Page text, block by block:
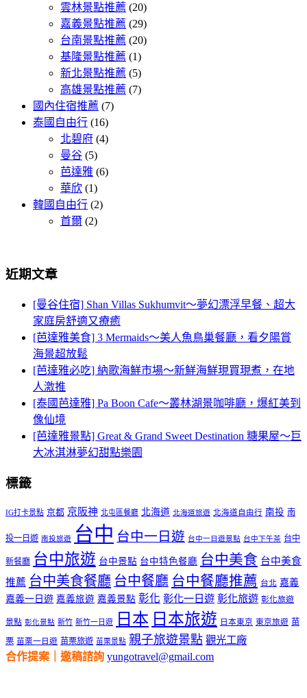
雲林景點推薦 (20)
嘉義景點推薦 (29)
台南景點推薦 (20)
基隆景點推薦 (1)
新北景點推薦 (5)
高雄景點推薦 (7)
國內住宿推薦 (7)
泰國自由行 (16)
北碧府 (4)
曼谷 (5)
芭達雅 (6)
華欣 (1)
韓國自由行 (2)
首爾 (2)
近期文章
[曼谷住宿] Shan Villas Sukhumvit～夢幻漂浮早餐、超大
家庭房舒適又療癒
[芭達雅美食] 3 Mermaids～美人魚鳥巢餐廳，看夕陽賞
海景超放鬆
[芭達雅必吃] 納歌海鮮市場～新鮮海鮮現買現煮，在地
人激推
[泰國芭達雅] Pa Boon Cafe～叢林湖景咖啡廳，爆紅美到
像仙境
[芭達雅景點] Great & Grand Sweet Destination 糖果屋～巨
大冰淇淋夢幻甜點樂園
標籤
IG打卡景點 京都 京阪神 北屯區餐廳 北海道 北海道旅遊 北海道自由行 南投 南
投一日遊 南投旅遊 台中 台中一日遊 台中一日遊景點 台中下午茶 台中
新餐廳 台中旅遊 台中景點 台中特色餐廳 台中美食 台中美食
推薦 台中美食餐廳 台中餐廳 台中餐廳推薦 台北 嘉義
嘉義一日遊 嘉義旅遊 嘉義景點 彰化 彰化一日遊 彰化旅遊 彰化旅遊
景點 彰化景點 新竹 新竹一日遊 日本 日本旅遊 日本東京 東京旅遊 苗
栗 苗栗一日遊 苗栗旅遊 苗栗景點 親子旅遊景點 觀光工廠
合作提案｜邀稿諮詢 yungotravel@gmail.com